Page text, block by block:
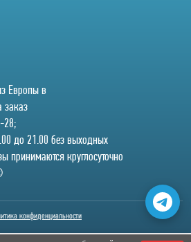
Европы в
заказ
28;
до 21.00 без выходных
принимаются круглосуточно
конфиденциальности